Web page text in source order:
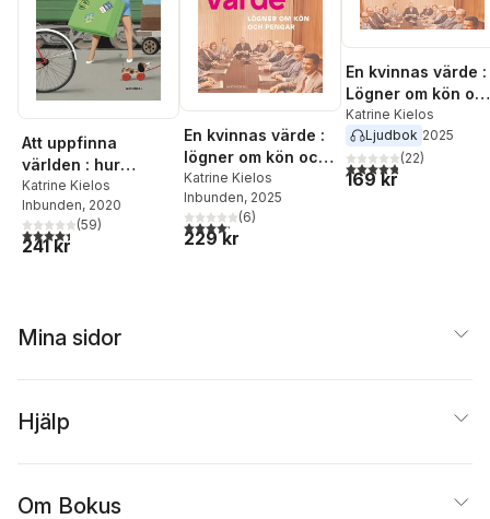
Att uppfinna
världen : hur
historiens största
feltänk satte
käppar i hjulet
Katrine Kielos
Inbunden, 2020
4,4utav 5 stjärnor. Totalt antal röster:
(59)
241 kr
En kvinnas värde :
lögner om kön och
pengar
Katrine Kielos
Inbunden, 2025
4,2utav 5 stjärnor. Totalt antal röster:
(6)
229 kr
En kvinnas värde :
Lögner om kön
pengar
Katrine Kielos
Ljudbok 2025
4,8utav 5 stjärnor.
(22)
169 kr
Mina sidor
Hjälp
Om Bokus